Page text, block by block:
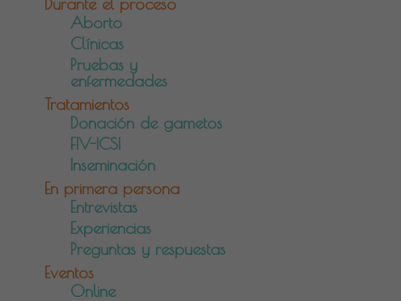
Aborto
Clínicas
Pruebas y
enfermedades
Tratamientos
Donación de gametos
FIV-ICSI
Inseminación
En primera persona
Entrevistas
Experiencias
Preguntas y respuestas
Eventos
Online